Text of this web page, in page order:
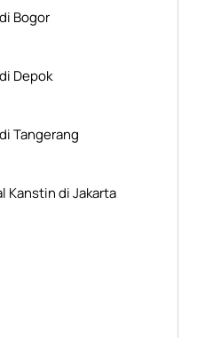
Bogor
Depok
Tangerang
Kanstin di Jakarta